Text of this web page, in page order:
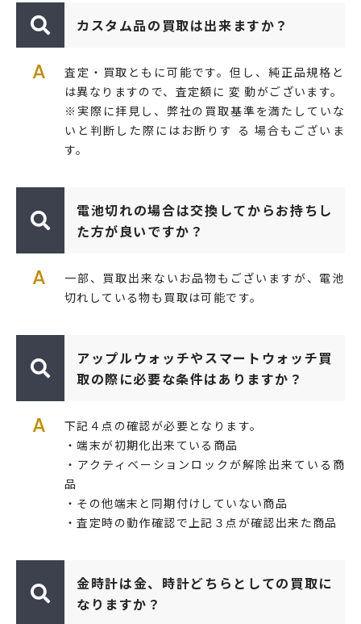
カスタム品の買取は出来ますか？
A
査定・買取ともに可能です。但し、純正品規格と
は異なりますので、査定額に 変 動がございます。
※実際に拝見し、弊社の買取基準を満たしていな
いと判断した際にはお断りす る 場合もございま
す。
電池切れの場合は交換してからお持ちし
た方が良いですか？
A
一部、買取出来ないお品物もございますが、電池
切れしている物も買取は可能です。
アップルウォッチやスマートウォッチ買
取の際に必要な条件はありますか？
A
下記４点の確認が必要となります。
・端末が初期化出来ている商品
・アクティベーションロックが解除出来ている商
品
・その他端末と同期付けしていない商品
・査定時の動作確認で上記３点が確認出来た商品
金時計は金、時計どちらとしての買取に
なりますか？